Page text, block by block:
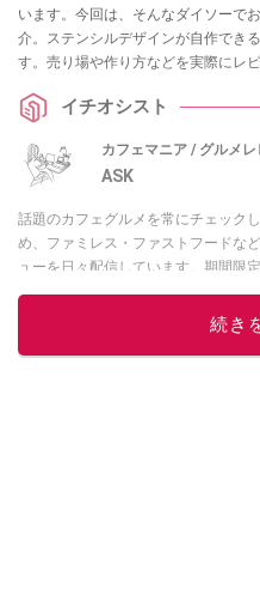
います。今回は、そんなダイソーで
介。ステンシルデザインが自作でき
す。売り場や作り方などを実際にレ
イチオシスト
カフェマニア / グルメレ
ASK
話題のカフェグルメを常にチェック
め、ファミレス・ファストフードな
ューを日々配信しています。期間限
こ
続き